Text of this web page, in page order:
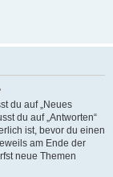
du auf „Neues
du auf „Antworten“
ist, bevor du einen
am Ende der
neue Themen